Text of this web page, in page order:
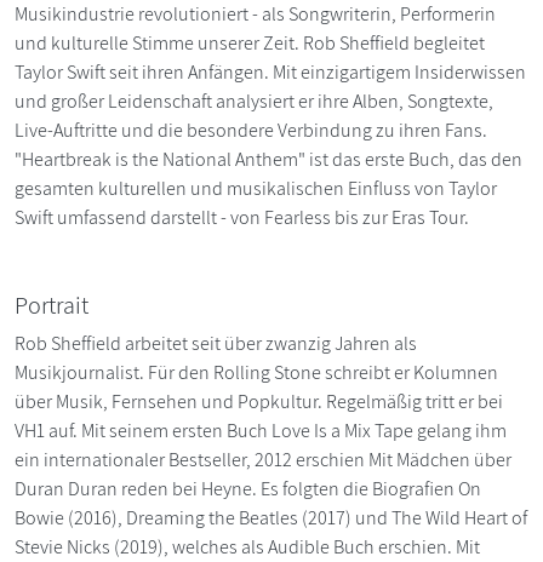
Musikindustrie revolutioniert - als Songwriterin, Performerin
und kulturelle Stimme unserer Zeit. Rob Sheffield begleitet
Taylor Swift seit ihren Anfängen. Mit einzigartigem Insiderwissen
und großer Leidenschaft analysiert er ihre Alben, Songtexte,
Live-Auftritte und die besondere Verbindung zu ihren Fans.
"Heartbreak is the National Anthem" ist das erste Buch, das den
gesamten kulturellen und musikalischen Einfluss von Taylor
Swift umfassend darstellt - von Fearless bis zur Eras Tour.
Portrait
Rob Sheffield arbeitet seit über zwanzig Jahren als
Musikjournalist. Für den Rolling Stone schreibt er Kolumnen
über Musik, Fernsehen und Popkultur. Regelmäßig tritt er bei
VH1 auf. Mit seinem ersten Buch Love Is a Mix Tape gelang ihm
ein internationaler Bestseller, 2012 erschien Mit Mädchen über
Duran Duran reden bei Heyne. Es folgten die Biografien On
Bowie (2016), Dreaming the Beatles (2017) und The Wild Heart of
Stevie Nicks (2019), welches als Audible Buch erschien. Mit